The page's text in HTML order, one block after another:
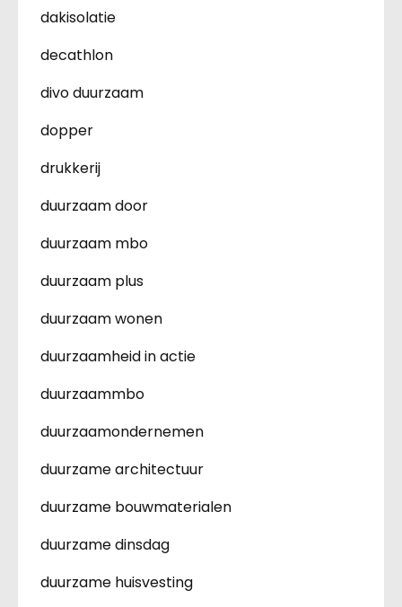
dakisolatie
decathlon
divo duurzaam
dopper
drukkerij
duurzaam door
duurzaam mbo
duurzaam plus
duurzaam wonen
duurzaamheid in actie
duurzaammbo
duurzaamondernemen
duurzame architectuur
duurzame bouwmaterialen
duurzame dinsdag
duurzame huisvesting